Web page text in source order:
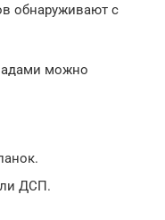
обнаруживают с
можно
ДСП.